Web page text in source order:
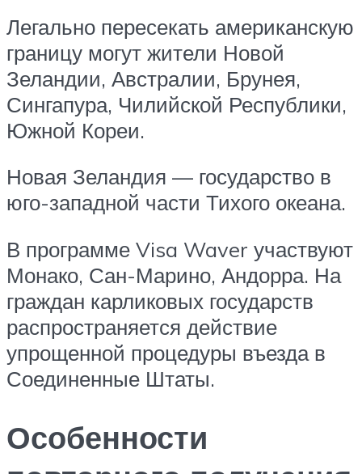
Легально пересекать американскую
границу могут жители Новой
Зеландии, Австралии, Брунея,
Сингапура, Чилийской Республики,
Южной Кореи.
Новая Зеландия — государство в
юго-западной части Тихого океана.
В программе Visa Waver участвуют
Монако, Сан-Марино, Андорра. На
граждан карликовых государств
распространяется действие
упрощенной процедуры въезда в
Соединенные Штаты.
Особенности